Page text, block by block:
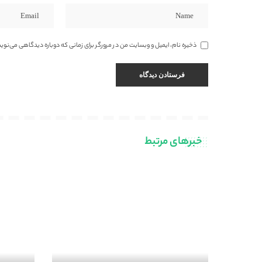
ذخیره نام، ایمیل و وبسایت من در مرورگر برای زمانی که دوباره دیدگاهی
خبرهای مرتبط